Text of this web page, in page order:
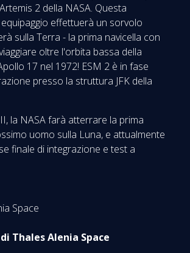
2 della NASA. Questa
effettuerà un sorvolo
sulla Terra - la prima navicella con
oltre l'orbita bassa della
17 nel 1972! ESM 2 è in fase
presso la struttura JFK della
la NASA farà atterrare la prima
uomo sulla Luna, e attualmente
finale di integrazione e test a
Space
Thales Alenia Space